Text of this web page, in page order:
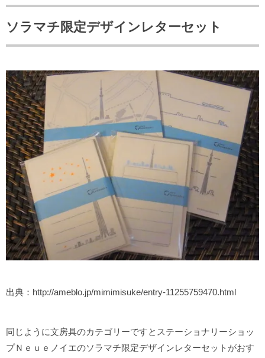
ソラマチ限定デザインレターセット
出典：http://ameblo.jp/mimimisuke/entry-11255759470.html
同じように文房具のカテゴリーですとステーショナリーショッ
プＮｅｕｅノイエのソラマチ限定デザインレターセットがおす